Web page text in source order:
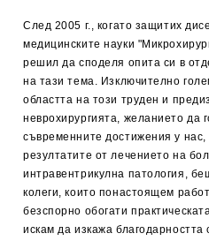
След 2005 г., когато защитих
медицинските науки
решил да споделя опита си в
на тази тема. Изключително
областта на този труден и
неврохирургията, желанието да
съв­ременните достижения у нас,
резултатите от лечението на
интравентрикулна патология,
колеги, които понастоящем
безспорно обогати
искам да изкажа благодарността